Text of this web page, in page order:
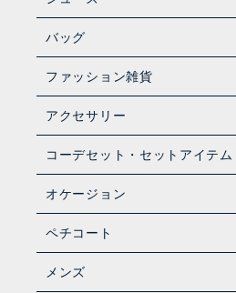
バッグ
ファッション雑貨
アクセサリー
コーデセット・セットアイテム
オケージョン
ペチコート
メンズ